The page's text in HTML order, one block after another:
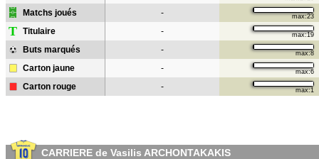
Matchs joués - max:23
T Titulaire - max:19
Buts marqués - max:8
Carton jaune - max:6
Carton rouge - max:1
CARRIERE de Vasilis ARCHONTAKAKIS